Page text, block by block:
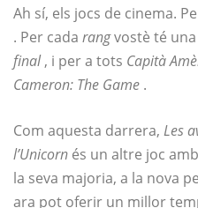
Ah sí, els jocs de cinema.
. Per cada rangvostè té una
final, i per a tots Capità
Cameron: The Game .
Com aquesta darrera, Les
l’Unicorn és un altre joc
la seva majoria, a la nova
ara pot oferir un millor